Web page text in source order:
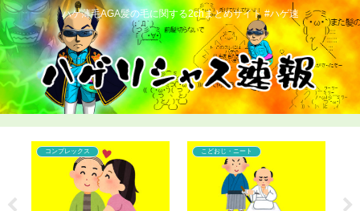
ハゲ薄毛AGA髪の毛に関する2chまとめサイト #ハゲ速
コンプレックス こどおじ・ニート